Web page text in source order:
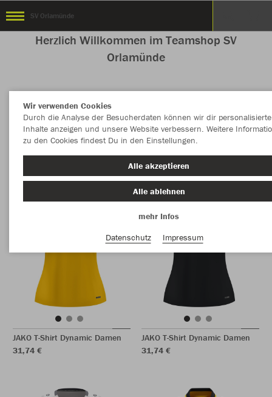
SV Orlamünde
Herzlich Willkommen im Teamshop SV
Orlamünde
Nachhaltig Farbe
JAKO T-Shirt Dynamic Damen
31,74 €
JAKO T-Shirt Dynamic Damen
31,74 €
Wir verwenden Cookies
Durch die Analyse der Besucherdaten können wir dir personalisierte
Inhalte anzeigen und unsere Website verbessern. Weitere
zu den Cookies findest Du in den Einstellungen.
Alle akzeptieren
Alle ablehnen
mehr Infos
Datenschutz
Impressum